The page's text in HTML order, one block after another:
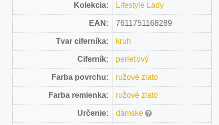
Kolekcia: Lifestyle Lady
EAN: 7611751168289
Tvar ciferníka: kruh
Ciferník: perleťový
Farba povrchu: ružové zlato
Farba remienka: ružové zlato
Určenie: dámske